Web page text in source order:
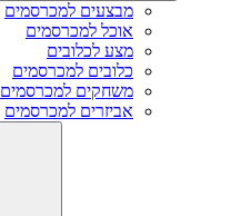
מבצעים למכרסמים
אוכל למכרסמים
מצע לכלובים
כלובים למכרסמים
משחקים למכרסמים
אביזרים למכרסמים